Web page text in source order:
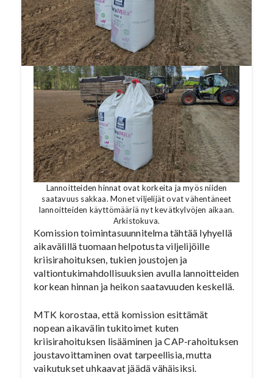
vakavuuteen.
Lannoitteiden hinnat ovat korkeita ja myös niiden
saatavuus sakkaa. Monet viljelijät ovat vähentäneet
lannoitteiden käyttömääriä nyt kevätkylvöjen aikaan.
Arkistokuva.
Komission toimintasuunnitelma tähtää lyhyellä
aikavälillä tuomaan helpotusta viljelijöille
kriisirahoituksen, tukien joustojen ja
valtiontukimahdollisuuksien avulla lannoitteiden
korkean hinnan ja heikon saatavuuden keskellä.
MTK korostaa, että komission esittämät
nopean aikavälin tukitoimet kuten
kriisirahoituksen lisääminen ja CAP-rahoituksen
joustavoittaminen ovat tarpeellisia, mutta
vaikutukset uhkaavat jäädä vähäisiksi.